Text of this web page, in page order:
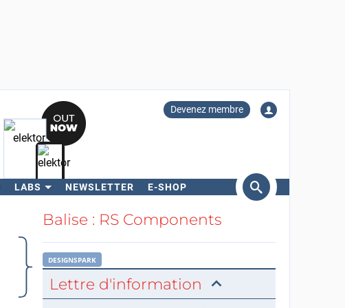
Devenez membre
LABS NEWSLETTER E-SHOP
RechercherBalise : RS Components
DESIGNSPARK
Lettre d'information